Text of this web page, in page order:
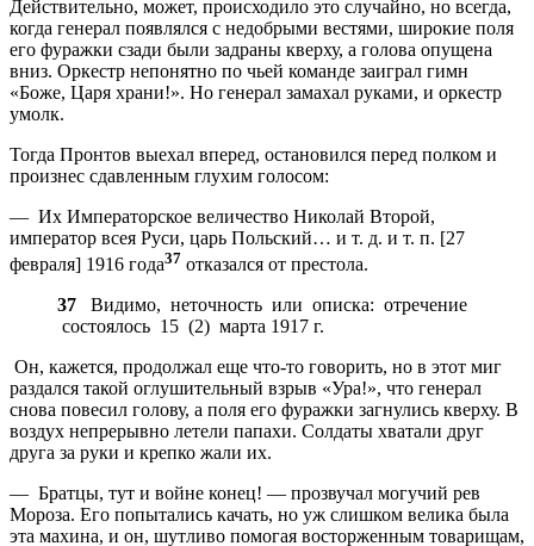
Действительно, может, происходило это случайно, но всегда,
когда генерал появлялся с недобрыми вестями, широкие поля
его фуражки сзади были задраны кверху, а голова опущена
вниз. Оркестр непонятно по чьей команде заиграл гимн
«Боже, Царя храни!». Но генерал замахал руками, и оркестр
умолк.
Тогда Пронтов выехал вперед, остановился перед полком и
произнес сдавленным глухим голосом:
— Их Императорское величество Николай Второй,
император всея Руси, царь Польский… и т. д. и т. п. [27
февраля] 1916 года37 отказался от престола.
37
Видимо, неточность или описка: отречение
состоялось 15 (2) марта 1917 г.
Он, кажется, продолжал еще что-то говорить, но в этот миг
раздался такой оглушительный взрыв «Ура!», что генерал
снова повесил голову, а поля его фуражки загнулись кверху. В
воздух непрерывно летели папахи. Солдаты хватали друг
друга за руки и крепко жали их.
— Братцы, тут и войне конец! — прозвучал могучий рев
Мороза. Его попытались качать, но уж слишком велика была
эта махина, и он, шутливо помогая восторженным товарищам,